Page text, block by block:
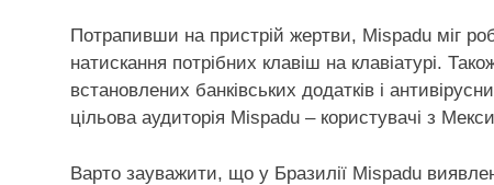
Потрапивши на пристрій жертви, Mispadu міг
натискання потрібних клавіш на клавіатурі.
встановлених банківських додатків і
цільова аудиторія Mispadu – користувачі з
Варто зауважити, що у Бразилії Mispadu